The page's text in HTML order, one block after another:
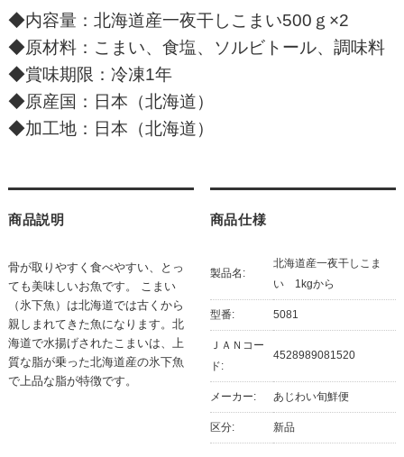
◆内容量：北海道産一夜干しこまい500ｇ×2
◆原材料：こまい、食塩、ソルビトール、調味料
◆賞味期限：冷凍1年
◆原産国：日本（北海道）
◆加工地：日本（北海道）
商品説明
骨が取りやすく食べやすい、とっ
ても美味しいお魚です。 こまい
（氷下魚）は北海道では古くから
親しまれてきた魚になります。北
海道で水揚げされたこまいは、上
質な脂が乗った北海道産の氷下魚
で上品な脂が特徴です。
商品仕様
製品名:
北海道産一夜干しこま
い 1kgから
型番: 5081
ＪＡＮコー
ド:
4528989081520
メーカー: あじわい旬鮮便
区分: 新品